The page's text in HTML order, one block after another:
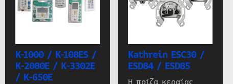
K-1000 / K-108ES /
K-2080E / K-3302E
/ K-650E
Kathrein ESC30 /
ESD84 / ESD85